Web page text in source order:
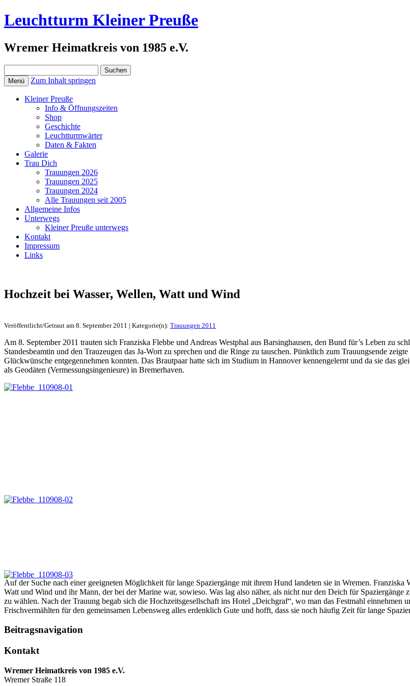
Leuchtturm Kleiner Preuße
Wremer Heimatkreis von 1985 e.V.
nach:
Menü Zum Inhalt springen
Kleiner Preuße
Info & Öffnungszeiten
Shop
Geschichte
Leuchtturmwärter
Daten & Fakten
Galerie
Trau Dich
Trauungen 2026
Trauungen 2025
Trauungen 2024
Alle Trauungen seit 2005
Allgemeine Infos
Unterwegs
Kleiner Preuße unterwegs
Kontakt
Impressum
Links
Hochzeit bei Wasser, Wellen, Watt und Wind
Veröffentlicht/Getraut am 8. September 2011 | Kategorie(n): Trauungen 2011
Am 8. September 2011 trauten sich Franziska Flebbe und Andreas Westphal aus Barsinghausen, den Bund für’s Leben zu
Standesbeamtin und den Trauzeugen das Ja-Wort zu sprechen und die Ringe zu tauschen. Pünktlich zum Trauungsende
Glückwünsche entgegennehmen konnten. Das Brautpaar hatte sich im Studium in Hannover kennengelernt und da sie das
als Geodäten (Vermessungsingenieure) in Bremerhaven.
Auf der Suche nach einer geeigneten Möglichkeit für lange Spaziergänge mit ihrem Hund landeten sie in Wremen.
Watt und Wind und ihr Mann, der bei der Marine war, sowieso. Was lag also näher, als nicht nur den Deich für
zu wählen. Nach der Trauung begab sich die Hochzeitsgesellschaft ins Hotel „Deichgraf“, wo man das Festmahl
Frischvermählten für den gemeinsamen Lebensweg alles erdenklich Gute und hofft, dass sie noch häufig Zeit für lange
Beitragsnavigation
Kontakt
Wremer Heimatkreis von 1985 e.V.
Wremer Straße 118